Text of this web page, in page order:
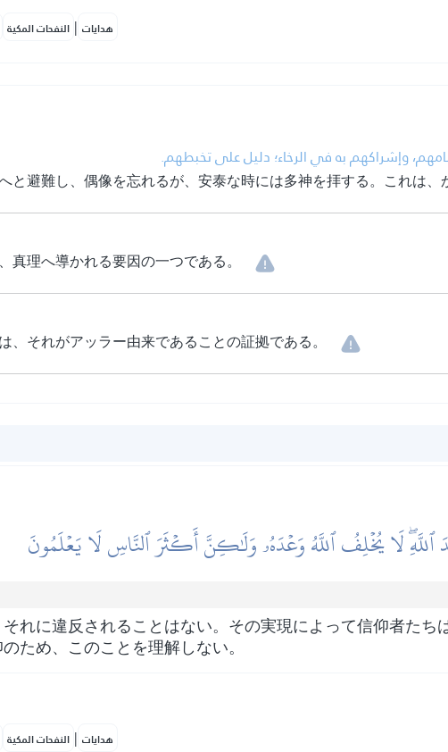
النفحات المكية | هدايات
وإشراكهم به في الرخاء؛ دليل على تخبطهم.
避難し、偶像を忘れるが、安泰な時には多神を拝する。これは、
理へ導かれる要因の一つである。
それがアッラー由来であることの証拠である。
ٱللَّهِۖ لَا يُخۡلِفُ ٱللَّهُ وَعۡدَهُۥ وَلَٰكِنَّ أَكۡثَرَ ٱلنَّاسِ لَا يَعۡلَمُونَ
れに違反されることはない。その実現によって信仰者たち
ため、このことを理解しない。
النفحات المكية | هدايات